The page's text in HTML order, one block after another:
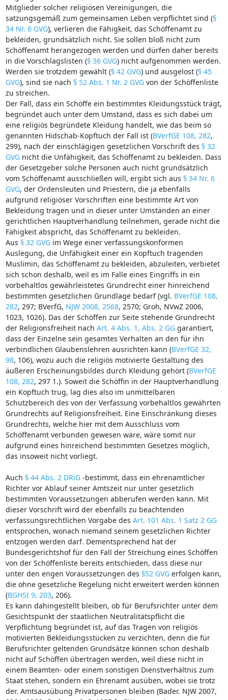
Mitglieder solcher religiösen Vereinigungen, die
satzungsgemäß zum gemeinsamen Leben verpflichtet sind (§
34 Nr. 6 GVG), verlieren die Fähigkeit, das Schöffenamt zu
bekleiden, grundsätzlich nicht. Sie sollen bloß nicht zum
Schöffenamt herangezogen werden und dürfen daher bereits
in die Vorschlagslisten (§ 36 GVG) nicht aufgenommen werden.
Werden sie trotzdem gewählt (§ 42 GVG) und ausgelost (§ 45
GVG), sind sie nach § 52 Abs. 1 Nr. 2 GVGvon der Schöffenliste
zu streichen.
Der Fall, dass ein Schöffe ein bestimmtes Kleidungsstück trägt,
begründet auch unter dem Umstand, dass es sich dabei um
eine religiös begründete Kleidung handelt, wie das beim so
genannten Hidschab-Kopftuch der Fall ist (BVerfGE 108, 282,
299), nach der einschlägigen gesetzlichen Vorschrift des § 32
GVGnicht die Unfähigkeit, das Schöffenamt zu bekleiden. Dass
der Gesetzgeber solche Personen auch nicht grundsätzlich
vom Schöffenamt ausschließen will, ergibt sich aus § 34 Nr. 6
GVG, der Ordensleuten und Priestern, die ja ebenfalls
aufgrund religiöser Vorschriften eine bestimmte Art von
Bekleidung tragen und in dieser unter Umständen an einer
gerichtlichen Hauptverhandlung teilnehmen, gerade nicht die
Fähigkeit abspricht, das Schöffenamt zu bekleiden.
Aus § 32 GVGim Wege einer verfassungskonformen
Auslegung, die Unfähigkeit einer ein Kopftuch tragenden
Muslimin, das Schöffenamt zu bekleiden, abzuleiten, verbietet
sich schon deshalb, weil es im Falle eines Eingriffs in ein
vorbehaltlos gewährleistetes Grundrecht einer hinreichend
bestimmten gesetzlichen Grundlage bedarf (vgl. BVerfGE 108,
282, 297; BVerfG, NJW 2008, 2568, 2570; Groh, NVwZ 2006,
1023, 1026). Das der Schöffen zur Seite stehende Grundrecht
der Religionsfreiheit nach Art. 4 Abs. 1, Abs. 2 GGgarantiert,
dass der Einzelne sein gesamtes Verhalten an den für ihn
verbindlichen Glaubenslehren ausrichten kann (BVerfGE 32,
98, 106), wozu auch die religiös motivierte Gestaltung des
äußeren Erscheinungsbildes durch Kleidung gehört (BVerfGE
108, 282, 297 1.). Soweit die Schöffin in der Hauptverhandlung
ein Kopftuch trug, lag dies also im unmittelbaren
Schutzbereich des von der Verfassung vorbehaltlos gewährten
Grundrechts auf Religionsfreiheit. Eine Einschränkung dieses
Grundrechts, welche hier mit dem Ausschluss vom
Schöffenamt verbunden gewesen wäre, wäre somit nur
aufgrund eines hinreichend bestimmten Gesetzes möglich,
das insoweit nicht vorliegt.
Auch § 44 Abs. 2 DRiG-bestimmt, dass ein ehrenamtlicher
Richter vor Ablauf seiner Amtszeit nur unter gesetzlich
bestimmten Voraussetzungen abberufen werden kann. Mit
dieser Vorschrift wird der ebenfalls zu beachtenden
verfassungsrechtlichen Vorgabe des Art. 101 Abs. 1 Satz 2 GG
entsprochen, wonach niemand seinem gesetzlichen Richter
entzogen werden darf. Dementsprechend hat der
Bundesgerichtshof für den Fall der Streichung eines Schöffen
von der Schöffenliste bereits entschieden, dass diese nur
unter den engen Voraussetzungen des §52 GVGerfolgen kann,
die ohne gesetzliche Regelung nicht erweitert werden können
(BGHSt 9, 203, 206).
Es kann dahingestellt bleiben, ob für Berufsrichter unter dem
Gesichtspunkt der staatlichen Neutralitätspflicht die
Verpflichtung begründet ist, auf das Tragen von religiös
motivierten Bekleidungsstücken zu verzichten, denn die für
Berufsrichter geltenden Grundsätze können schon deshalb
nicht auf Schöffen übertragen werden, weil diese nicht in
einem Beamten- oder einem sonstigen Dienstverhältnis zum
Staat stehen, sondern ein Ehrenamt ausüben, wobei sie trotz
der. Amtsausübung Privatpersonen bleiben (Bader. NJW 2007,